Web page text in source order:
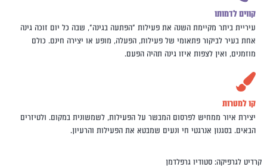
קווים לדמותו
עיריית ביתר מקיימת השנה את פעילות "הפתעה בגינה", שבה כל יום זוכה גינה
אחת בעיר לביקור פתאומי של פעילות, הפעלה, מופע או יצירה חינם. כולם
מוזמנים, ואין לצפות איזו גינה תהיה הפעם.
קו למטרות
יצירת איור ממחיש לפרסום המבשר על הפעילות, לשמשונית במקום. ולטיזרים
הבאים. בסגנון אנרגטי חי ונעים שמבטא את הפעילות והרעיון.
קרדיט לגרפיקה: סטודיו גרפלדמן